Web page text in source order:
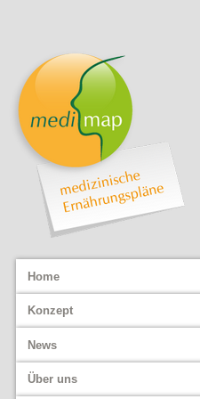
Home
Konzept
News
Über uns